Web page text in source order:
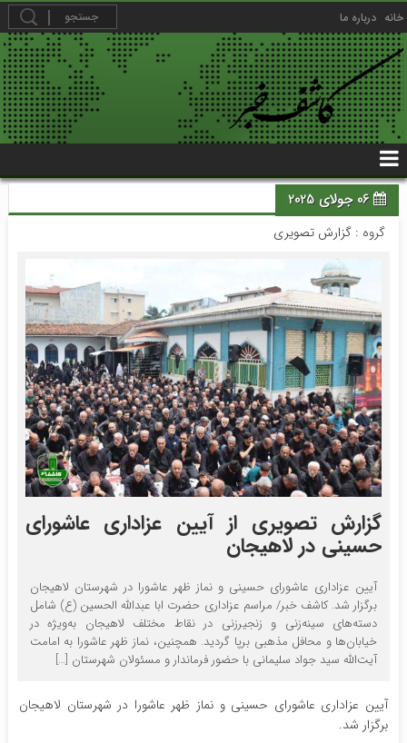
خانه درباره ما
06 جولای 2025
گروه :گزارش تصویری
گزارش تصویری از آیین عزاداری عاشورای
حسینی در لاهیجان
آیین عزاداری عاشورای حسینی و نماز ظهر عاشورا در شهرستان لاهیجان
برگزار شد. کاشف خبر/ مراسم عزاداری حضرت ابا عبدالله الحسین (ع) شامل
دسته‌های سینه‌زنی و زنجیرزنی در نقاط مختلف لاهیجان به‌ویژه در
خیابان‌ها و محافل مذهبی برپا گردید. همچنین، نماز ظهر عاشورا به امامت
آیت‌الله سید جواد سلیمانی با حضور فرماندار و مسئولان شهرستان […]
آیین عزاداری عاشورای حسینی و نماز ظهر عاشورا در شهرستان لاهیجان
برگزار شد.